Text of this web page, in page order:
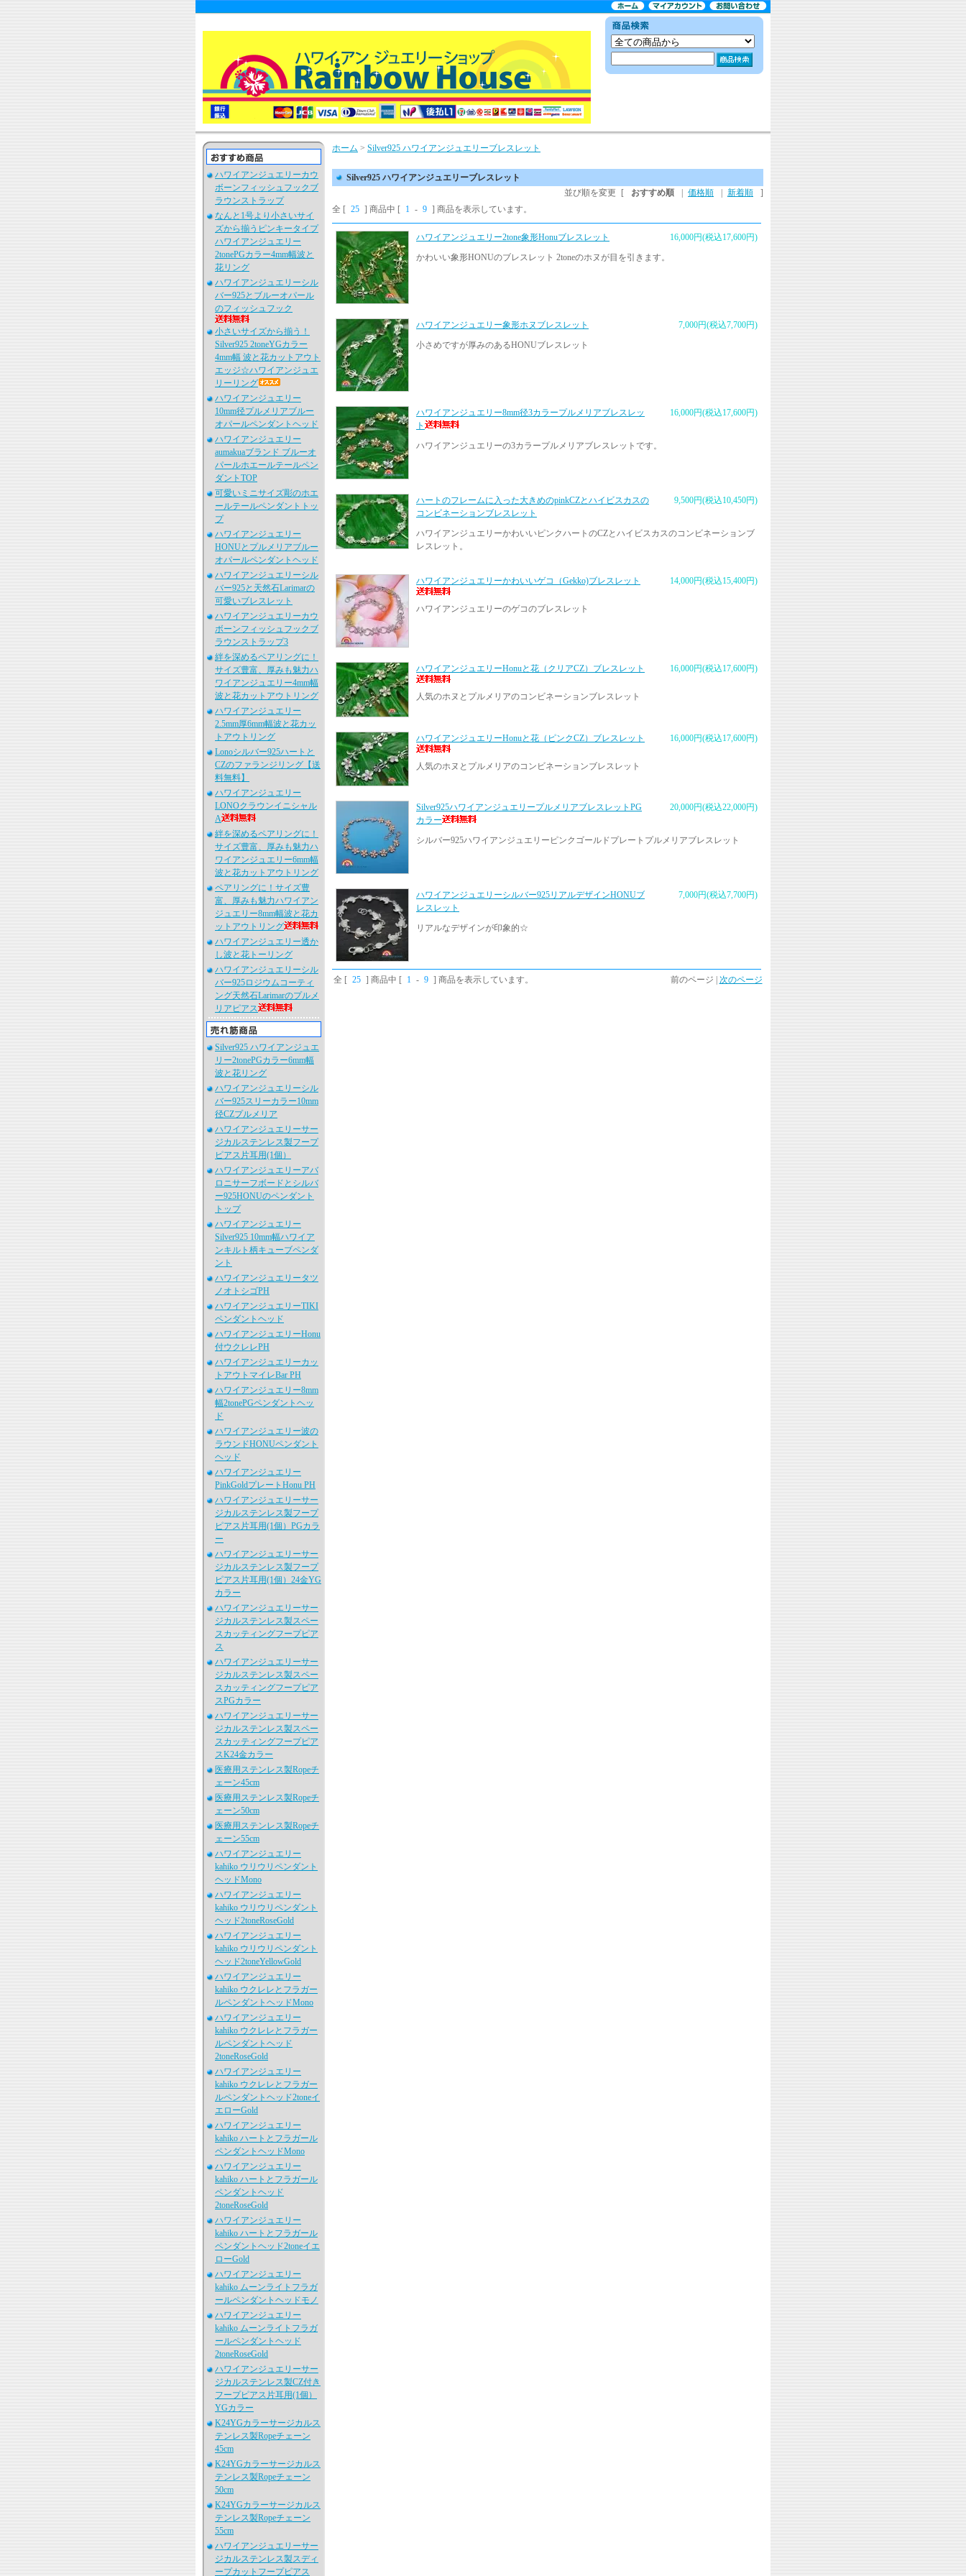
ハワイアンジュエリーカウ
ボーンフィッシュフックブ
ラウンストラップ
なんと1号より小さいサイ
ズから揃うピンキータイプ
ハワイアンジュエリー
2tonePGカラー4mm幅波と
花リング
ハワイアンジュエリーシル
バー925とブルーオパール
のフィッシュフック
小さいサイズから揃う！
Silver925 2toneYGカラー
4mm幅 波と花カットアウト
エッジ☆ハワイアンジュエ
リーリング
ハワイアンジュエリー
10mm径プルメリアブルー
オパールペンダントヘッド
ハワイアンジュエリー
aumakuaブランド ブルーオ
パールホエールテールペン
ダントTOP
可愛いミニサイズ彫のホエ
ールテールペンダントトッ
プ
ハワイアンジュエリー
HONUとプルメリアブルー
オパールペンダントヘッド
ハワイアンジュエリーシル
バー925と天然石Larimarの
可愛いブレスレット
ハワイアンジュエリーカウ
ボーンフィッシュフックブ
ラウンストラップ3
絆を深めるペアリングに！
サイズ豊富、厚みも魅力ハ
ワイアンジュエリー4mm幅
波と花カットアウトリング
ハワイアンジュエリー
2.5mm厚6mm幅波と花カッ
トアウトリング
Lonoシルバー925ハートと
CZのファランジリング【送
料無料】
ハワイアンジュエリー
LONOクラウンイニシャル
A
絆を深めるペアリングに！
サイズ豊富、厚みも魅力ハ
ワイアンジュエリー6mm幅
波と花カットアウトリング
ペアリングに！サイズ豊
富、厚みも魅力ハワイアン
ジュエリー8mm幅波と花カ
ットアウトリング
ハワイアンジュエリー透か
し波と花トーリング
ハワイアンジュエリーシル
バー925ロジウムコーティ
ング天然石Larimarのプルメ
リアピアス
Silver925 ハワイアンジュエ
リー2tonePGカラー6mm幅
波と花リング
ハワイアンジュエリーシル
バー925スリーカラー10mm
径CZプルメリア
ハワイアンジュエリーサー
ジカルステンレス製フープ
ピアス片耳用(1個）
ハワイアンジュエリーアバ
ロニサーフボードとシルバ
ー925HONUのペンダント
トップ
ハワイアンジュエリー
Silver925 10mm幅ハワイア
ンキルト柄キューブペンダ
ント
ハワイアンジュエリータツ
ノオトシゴPH
ハワイアンジュエリーTIKI
ペンダントヘッド
ハワイアンジュエリーHonu
付ウクレレPH
ハワイアンジュエリーカッ
トアウトマイレBar PH
ハワイアンジュエリー8mm
幅2tonePGペンダントヘッ
ド
ハワイアンジュエリー波の
ラウンドHONUペンダント
ヘッド
ハワイアンジュエリー
PinkGoldプレートHonu PH
ハワイアンジュエリーサー
ジカルステンレス製フープ
ピアス片耳用(1個）PGカラ
ー
ハワイアンジュエリーサー
ジカルステンレス製フープ
ピアス片耳用(1個）24金YG
カラー
ハワイアンジュエリーサー
ジカルステンレス製スペー
スカッティングフープピア
ス
ハワイアンジュエリーサー
ジカルステンレス製スペー
スカッティングフープピア
スPGカラー
ハワイアンジュエリーサー
ジカルステンレス製スペー
スカッティングフープピア
スK24金カラー
医療用ステンレス製Ropeチ
ェーン45cm
医療用ステンレス製Ropeチ
ェーン50cm
医療用ステンレス製Ropeチ
ェーン55cm
ハワイアンジュエリー
kahiko ウリウリペンダント
ヘッドMono
ハワイアンジュエリー
kahiko ウリウリペンダント
ヘッド2toneRoseGold
ハワイアンジュエリー
kahiko ウリウリペンダント
ヘッド2toneYellowGold
ハワイアンジュエリー
kahiko ウクレレとフラガー
ルペンダントヘッドMono
ハワイアンジュエリー
kahiko ウクレレとフラガー
ルペンダントヘッド
2toneRoseGold
ハワイアンジュエリー
kahiko ウクレレとフラガー
ルペンダントヘッド2toneイ
エローGold
ハワイアンジュエリー
kahiko ハートとフラガール
ペンダントヘッドMono
ハワイアンジュエリー
kahiko ハートとフラガール
ペンダントヘッド
2toneRoseGold
ハワイアンジュエリー
kahiko ハートとフラガール
ペンダントヘッド2toneイエ
ローGold
ハワイアンジュエリー
kahiko ムーンライトフラガ
ールペンダントヘッドモノ
ハワイアンジュエリー
kahiko ムーンライトフラガ
ールペンダントヘッド
2toneRoseGold
ハワイアンジュエリーサー
ジカルステンレス製CZ付き
フープピアス片耳用(1個）
YGカラー
K24YGカラーサージカルス
テンレス製Ropeチェーン
45cm
K24YGカラーサージカルス
テンレス製Ropeチェーン
50cm
K24YGカラーサージカルス
テンレス製Ropeチェーン
55cm
ハワイアンジュエリーサー
ジカルステンレス製スディ
ープカットフープピアス
ホーム > Silver925 ハワイアンジュエリーブレスレット
Silver925 ハワイアンジュエリーブレスレット
並び順を変更
[ おすすめ順 価格順 新着順
]
全 [ 25 ] 商品中 [ 1 - 9 ] 商品を表示しています。
16,000円(税込17,600円)
ハワイアンジュエリー2tone象形Honuブレスレット
かわいい象形HONUのブレスレット 2toneのホヌが目を引きます。
7,000円(税込7,700円)
ハワイアンジュエリー象形ホヌブレスレット
小さめですが厚みのあるHONUブレスレット
16,000円(税込17,600円)
ハワイアンジュエリー8mm径3カラープルメリアブレスレッ
ト
ハワイアンジュエリーの3カラープルメリアブレスレットです。
9,500円(税込10,450円)
ハートのフレームに入った大きめのpinkCZとハイビスカスの
コンビネーションブレスレット
ハワイアンジュエリーかわいいピンクハートのCZとハイビスカスのコンビネーションブ
レスレット。
14,000円(税込15,400円)
ハワイアンジュエリーかわいいゲコ（Gekko)ブレスレット
ハワイアンジュエリーのゲコのブレスレット
16,000円(税込17,600円)
ハワイアンジュエリーHonuと花（クリアCZ）ブレスレット
人気のホヌとプルメリアのコンビネーションブレスレット
16,000円(税込17,600円)
ハワイアンジュエリーHonuと花（ピンクCZ）ブレスレット
人気のホヌとプルメリアのコンビネーションブレスレット
20,000円(税込22,000円)
Silver925ハワイアンジュエリープルメリアブレスレットPG
カラー
シルバー925ハワイアンジュエリーピンクゴールドプレートプルメリアブレスレット
7,000円(税込7,700円)
ハワイアンジュエリーシルバー925リアルデザインHONUブ
レスレット
リアルなデザインが印象的☆
全 [ 25 ] 商品中 [ 1 - 9 ] 商品を表示しています。 前のページ | 次のページ